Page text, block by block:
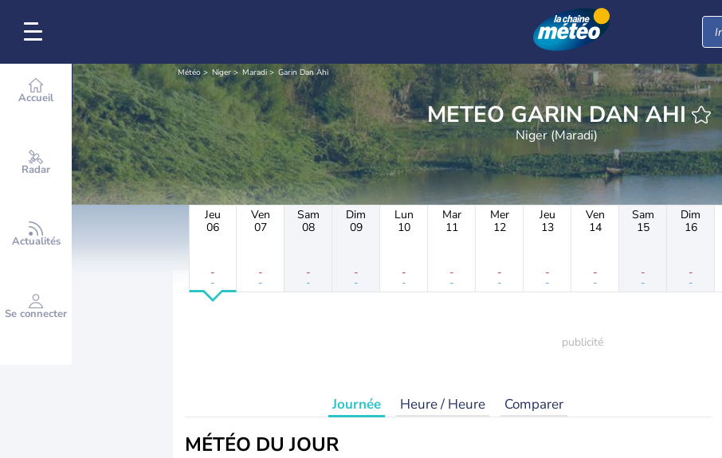
Accueil
Radar
Actualités
Se connecter
Météo Niger Maradi Garin Dan Ahi
METEO GARIN DAN AHI
Niger (Maradi)
Jeu
06
-
-
Ven
07
-
-
Sam
08
-
-
Dim
09
-
-
Lun
10
-
-
Mar
11
-
-
Mer
12
-
-
Jeu
13
-
-
Ven
14
-
-
Sam
15
-
-
Dim
16
-
-
Journée Heure / Heure Comparer
MÉTÉO DU JOUR